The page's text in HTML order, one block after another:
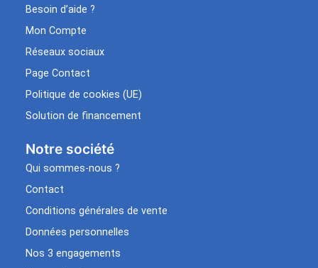
Besoin d’aide ?
Mon Compte
Réseaux sociaux
Page Contact
Politique de cookies (UE)
Solution de financement
Notre société
Qui sommes-nous ?
Contact
Conditions générales de vente
Données personnelles
Nos 3 engagements